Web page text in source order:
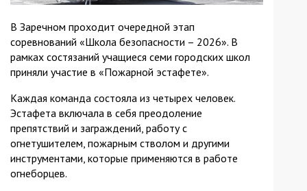
В Заречном проходит очередной этап
соревнований «Школа безопасности – 2026». В
рамках состязаний учащиеся семи городских школ
приняли участие в «Пожарной эстафете».
Каждая команда состояла из четырех человек.
Эстафета включала в себя преодоление
препятствий и заграждений, работу с
огнетушителем, пожарным стволом и другими
инструментами, которые применяются в работе
огнеборцев.